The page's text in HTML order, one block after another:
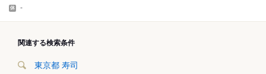
-
関連する検索条件
東京都 寿司